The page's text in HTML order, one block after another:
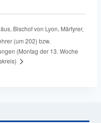
Bischof von Lyon, Märtyrer,
(um 202) bzw.
(Montag der 13. Woche